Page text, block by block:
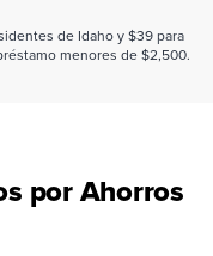
de Idaho y $39 para
menores de $2,500.
por Ahorros